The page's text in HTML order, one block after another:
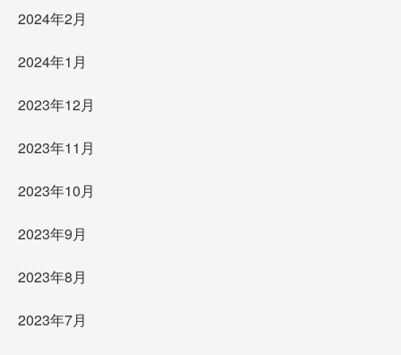
2024年2月
2024年1月
2023年12月
2023年11月
2023年10月
2023年9月
2023年8月
2023年7月